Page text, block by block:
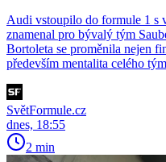
Audi vstoupilo do formule 1 s
znamenal pro bývalý tým
Bortoleta se proměnila nejen
především mentalita celého
SvětFormule.cz
dnes, 18:55
2 min